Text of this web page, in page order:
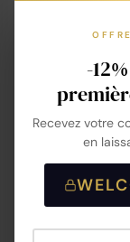
-
Recevez votre
en